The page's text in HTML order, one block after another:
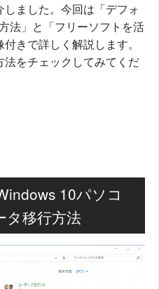
ました。今回は「デフォ
法」と「フリーソフトを活
きで詳しく解説します。
をチェックしてみてくだ
10パソコ
タ移行方法